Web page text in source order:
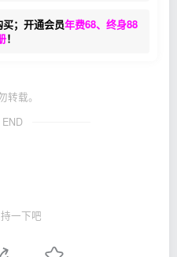
；开通会员年费68、终身88
！
载。
一下吧